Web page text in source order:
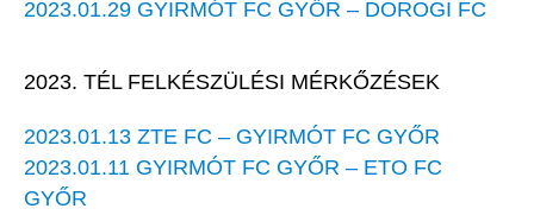
2023.01.29 GYIRMÓT FC GYŐR – DOROGI FC
2023. TÉL FELKÉSZÜLÉSI MÉRKŐZÉSEK
2023.01.13 ZTE FC – GYIRMÓT FC GYŐR
2023.01.11 GYIRMÓT FC GYŐR – ETO FC
GYŐR